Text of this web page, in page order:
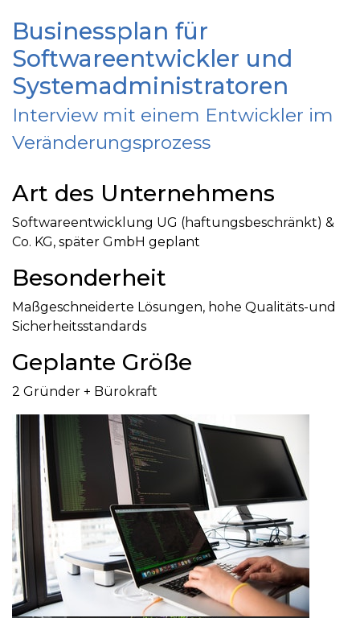
Businessplan für
Softwareentwickler und
Systemadministratoren
Interview mit einem Entwickler im
Veränderungsprozess
Art des Unternehmens
Softwareentwicklung UG (haftungsbeschränkt) &
Co. KG, später GmbH geplant
Besonderheit
Maßgeschneiderte Lösungen, hohe Qualitäts-und
Sicherheitsstandards
Geplante Größe
2 Gründer + Bürokraft